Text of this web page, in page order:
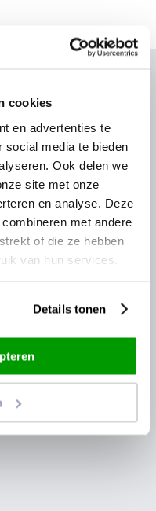
cookies
en advertenties te
social media te bieden
Ook delen we
site met onze
en analyse. Deze
met andere
of die ze hebben
van hun services.
Details tonen